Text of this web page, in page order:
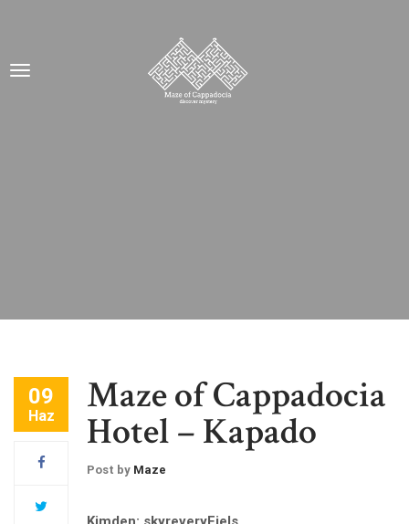
09
Haz Maze of Cappadocia
Hotel – Kapado
Post by Maze